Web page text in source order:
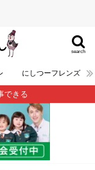
search
にしつーフレンズ
できる